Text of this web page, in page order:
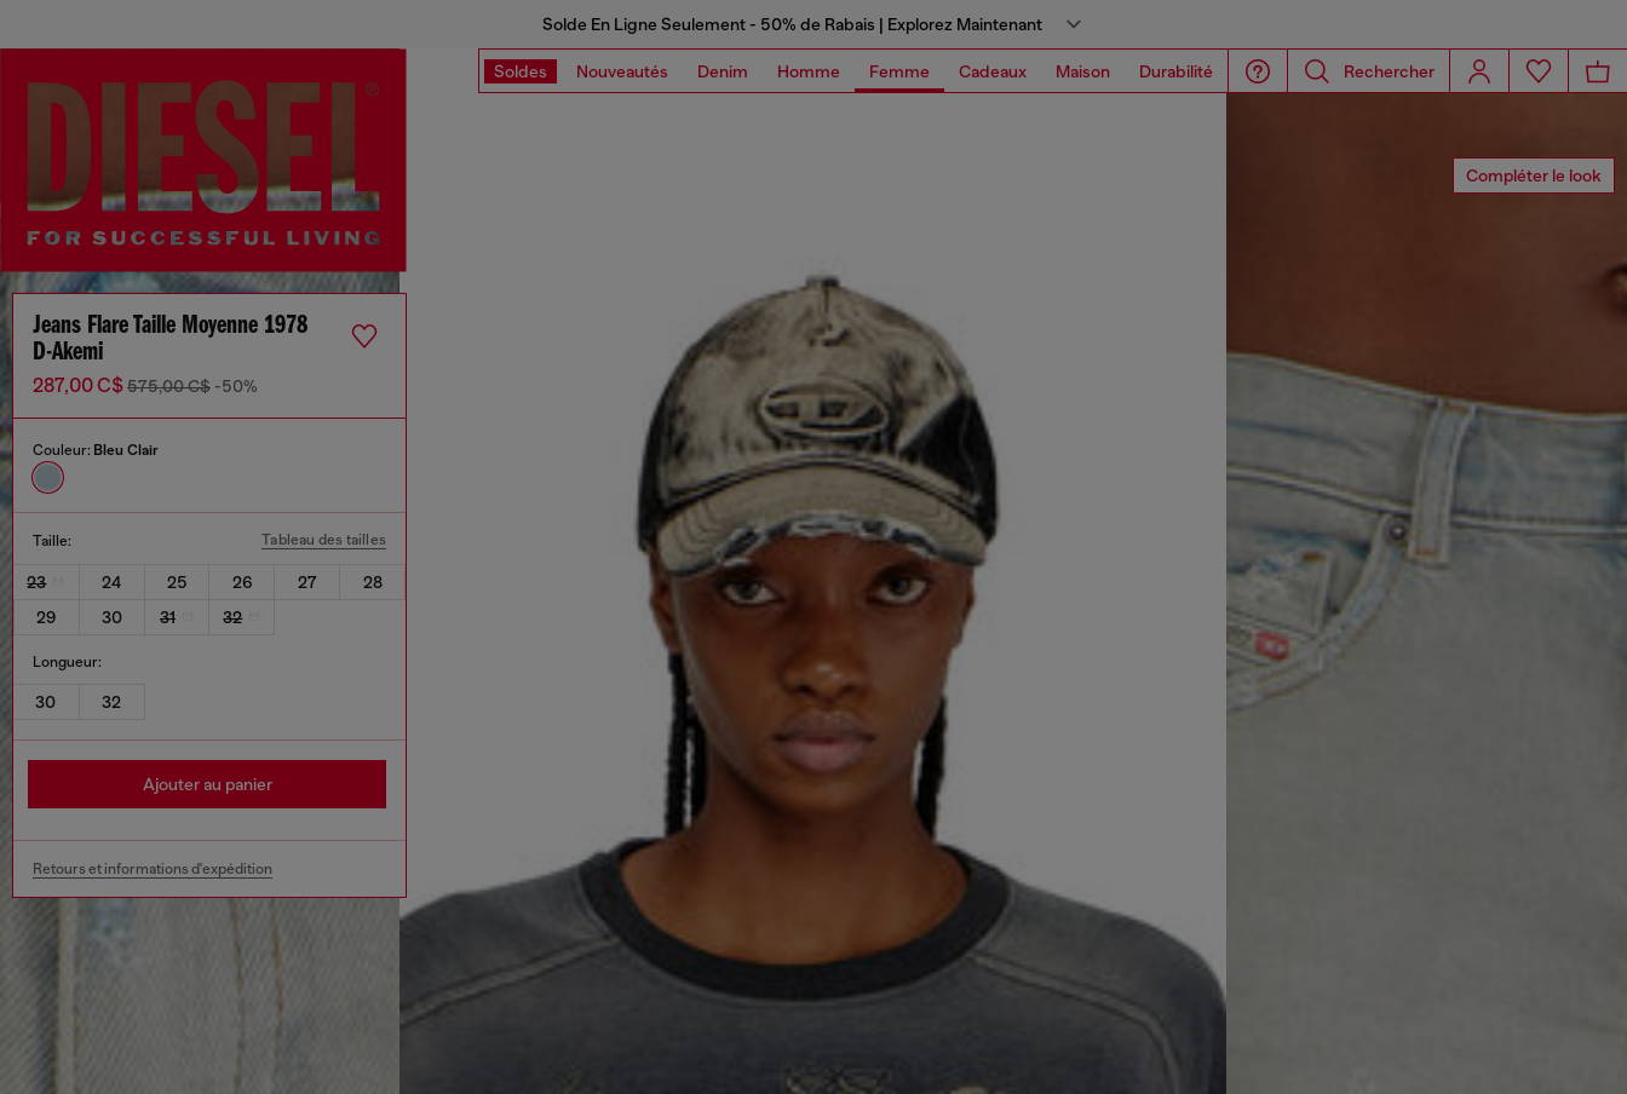
Solde En Ligne Seulement - 50% de Rabais | Explorez Maintenant
Soldes Nouveautés Denim Homme Femme Cadeaux Maison Durabilité Rechercher
Compléter le look
Jeans Flare Taille Moyenne 1978
D-Akemi
287,00 C$575,00 C$ -50%
Couleur: Bleu Clair
Taille: Tableau des tailles
23 24 25 26 27
28
29
30 31 32
Longueur:
30 32
Ajouter au panier
Retours et informations d'expédition